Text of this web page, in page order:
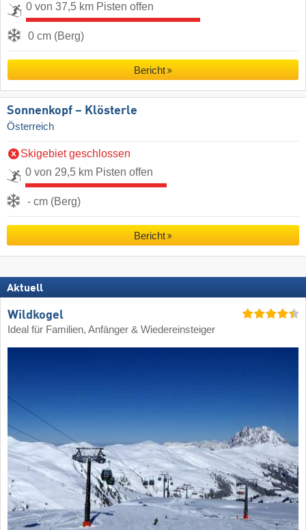
0 von 37,5 km Pisten offen
0 cm (Berg)
Bericht
Sonnenkopf – Klösterle
Österreich
Skigebiet geschlossen
0 von 29,5 km Pisten offen
- cm (Berg)
Bericht
Aktuell
Wildkogel
Ideal für Familien, Anfänger & Wiedereinsteiger